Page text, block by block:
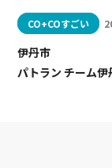
CO+COすごい
伊丹市
パトラン チーム伊